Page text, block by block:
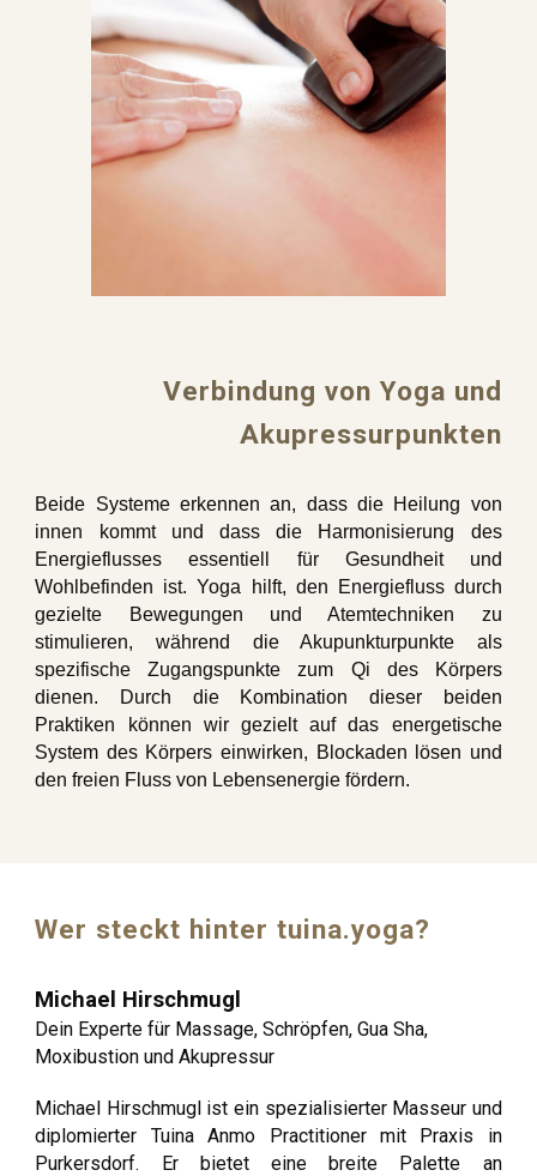
Verbindung von Yoga und
Akupressurpunkten
Beide Systeme erkennen an, dass die Heilung von
innen kommt und dass die Harmonisierung des
Energieflusses essentiell für Gesundheit und
Wohlbefinden ist. Yoga hilft, den Energiefluss durch
gezielte Bewegungen und Atemtechniken zu
stimulieren, während die Akupunkturpunkte als
spezifische Zugangspunkte zum Qi des Körpers
dienen. Durch die Kombination dieser beiden
Praktiken können wir gezielt auf das energetische
System des Körpers einwirken, Blockaden lösen und
den freien Fluss von Lebensenergie fördern.
Wer steckt hinter tuina.yoga?
Michael Hirschmugl
Dein Experte für Massage, Schröpfen, Gua Sha,
Moxibustion und Akupressur
Michael Hirschmugl ist ein spezialisierter Masseur und
diplomierter Tuina Anmo Practitioner mit Praxis in
Purkersdorf. Er bietet eine breite Palette an